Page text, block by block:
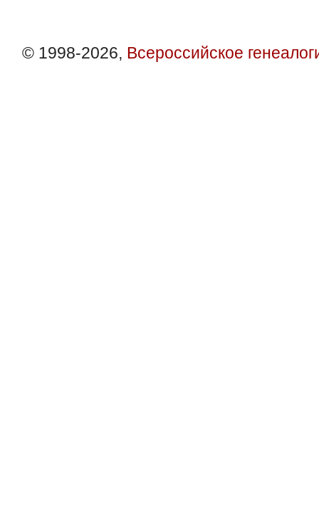
© 1998-2026, Всероссийское